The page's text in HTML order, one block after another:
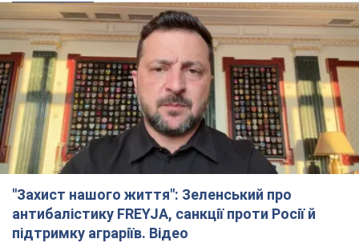
"Захист нашого життя": Зеленський про
антибалістику FREYJA, санкції проти Росії й
підтримку аграріїв. Відео